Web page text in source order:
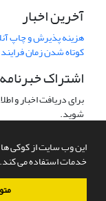
این وب سایت از کوکی ها
خدمات استفاده می کند.
آخرین اخبار
هزینه پذیرش و چاپ
کوتاه شدن زمان
اشتراک خبرنامه
برای دریافت اخبار و
شوید.